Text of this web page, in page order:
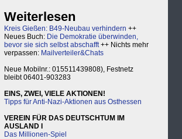
Weiterlesen
Kreis Gießen: B49-Neubau verhindern ++
Neues Buch: Die Demokratie überwinden,
bevor sie sich selbst abschafft++ Nichts mehr
verpassen: Mailverteiler&Chats
Neue Mobilnr.: 015511439808), Festnetz
bleibt 06401-903283
EINS, ZWEI, VIELE AKTIONEN!
Tipps für Anti-Nazi-Aktionen aus Osthessen
VEREIN FÜR DAS DEUTSCHTUM IM
AUSLAND I
Das Millionen-Spiel